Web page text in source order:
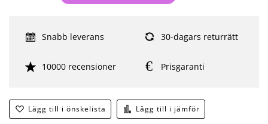
Lägg till i önskelista Lägg till i jämför
Snabb leverans 30-dagars returrätt
10000 recensioner Prisgaranti